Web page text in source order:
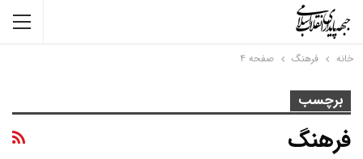
خانه فرهنگ صفحه ۴
برچسب
فرهنگ